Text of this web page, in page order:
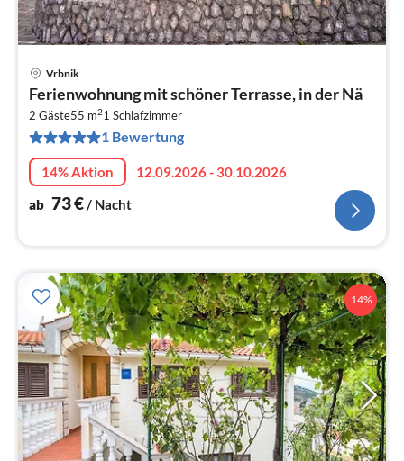
Vrbnik
Ferienwohnung mit schöner Terrasse, in der Nä
2 Gäste55 m21 Schlafzimmer
1 Bewertung
14% Aktion
12.09.2026 - 30.10.2026
ab 73€/ Nacht
14%